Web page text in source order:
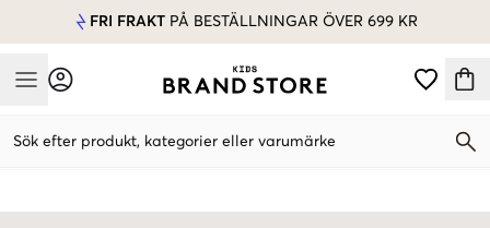
FRI FRAKT PÅ BESTÄLLNINGAR ÖVER 699 KR
Mobile Menu
Sök efter produkt, kategorier eller varumärke